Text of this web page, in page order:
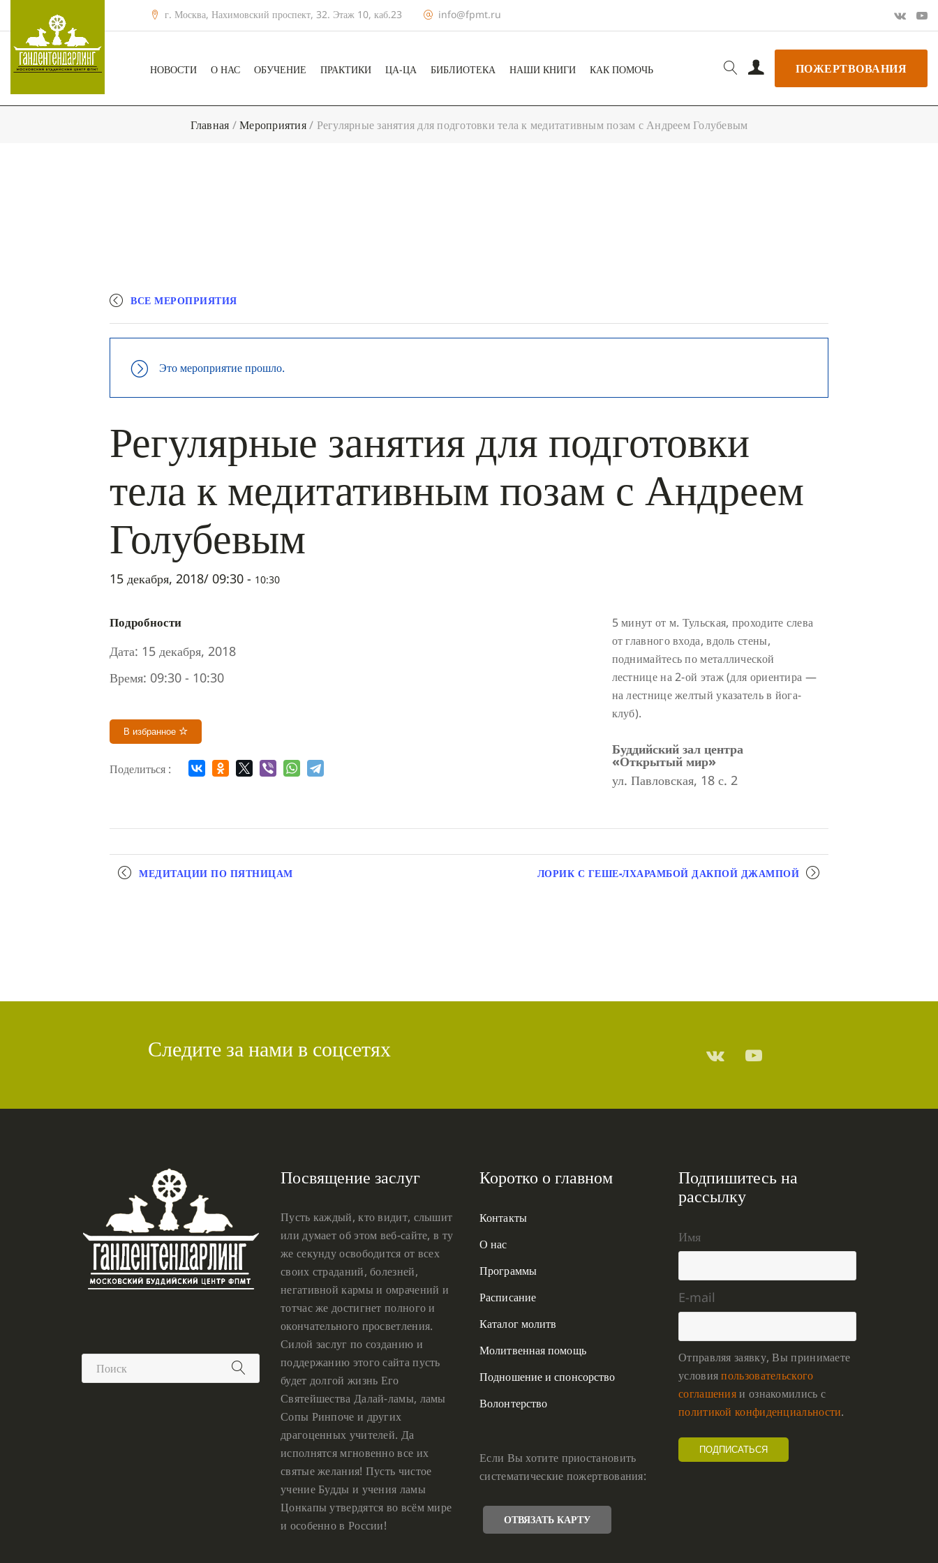
г. Москва, Нахимовский проспект, 32. Этаж 10, каб.23 info@fpmt.ru
НОВОСТИ О НАС ОБУЧЕНИЕ ПРАКТИКИ ЦА-ЦА БИБЛИОТЕКА НАШИ КНИГИ КАК ПОМОЧЬ ПОЖЕРТВОВАНИЯ
Главная /Мероприятия/ Регулярные занятия для подготовки тела к медитативным позам с Андреем Голубевым
ВСЕ МЕРОПРИЯТИЯ
Это мероприятие прошло.
Регулярные занятия для подготовки
тела к медитативным позам с Андреем
Голубевым
15 декабря, 2018/ 09:30 - 10:30
Подробности
Дата: 15 декабря, 2018
Время: 09:30 - 10:30
В избранное
Поделиться :
5 минут от м. Тульская, проходите слева
от главного входа, вдоль стены,
поднимайтесь по металлической
лестнице на 2-ой этаж (для ориентира —
на лестнице желтый указатель в йога-
клуб).
Буддийский зал центра
«Открытый мир»
ул. Павловская, 18 с. 2
Мероприятие
МЕДИТАЦИИ ПО ПЯТНИЦАМ ЛОРИК С ГЕШЕ-ЛХАРАМБОЙ ДАКПОЙ ДЖАМПОЙ
Следите за нами в соцсетях
Посвящение заслуг
Пусть каждый, кто видит, слышит
или думает об этом веб-сайте, в ту
же секунду освободится от всех
своих страданий, болезней,
негативной кармы и омрачений и
тотчас же достигнет полного и
окончательного просветления.
Силой заслуг по созданию и
поддержанию этого сайта пусть
будет долгой жизнь Его
Святейшества Далай-ламы, ламы
Сопы Ринпоче и других
драгоценных учителей. Да
исполнятся мгновенно все их
святые желания! Пусть чистое
учение Будды и учения ламы
Цонкапы утвердятся во всём мире
и особенно в России!
Коротко о главном
Контакты
О нас
Программы
Расписание
Каталог молитв
Молитвенная помощь
Подношение и спонсорство
Волонтерство
Если Вы хотите приостановить
систематические пожертвования:
ОТВЯЗАТЬ КАРТУ
Подпишитесь на
рассылку
Имя
E-mail
Отправляя заявку, Вы принимаете
условияпользовательского
соглашенияи ознакомились с
политикой конфиденциальности.